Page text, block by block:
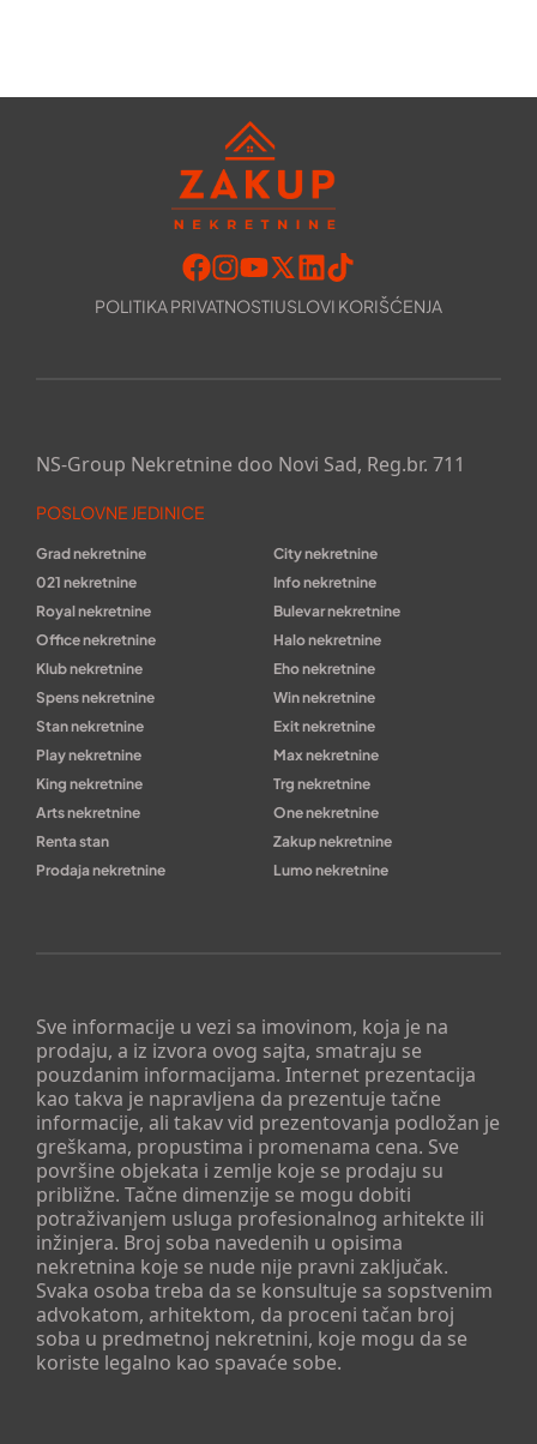
POLITIKA PRIVATNOSTIUSLOVI KORIŠĆENJA
Sve informacije u vezi sa imovinom, koja je na
prodaju, a iz izvora ovog sajta, smatraju se
pouzdanim informacijama. Internet prezentacija
kao takva je napravljena da prezentuje tačne
informacije, ali takav vid prezentovanja podložan je
greškama, propustima i promenama cena. Sve
površine objekata i zemlje koje se prodaju su
približne. Tačne dimenzije se mogu dobiti
potraživanjem usluga profesionalnog arhitekte ili
inžinjera. Broj soba navedenih u opisima
nekretnina koje se nude nije pravni zaključak.
Svaka osoba treba da se konsultuje sa sopstvenim
advokatom, arhitektom, da proceni tačan broj
soba u predmetnoj nekretnini, koje mogu da se
koriste legalno kao spavaće sobe.
NS-Group Nekretnine doo Novi Sad, Reg.br. 711
POSLOVNE JEDINICE
Grad nekretnine
City nekretnine
021 nekretnine
Info nekretnine
Royal nekretnine
Bulevar nekretnine
Office nekretnine
Halo nekretnine
Klub nekretnine
Eho nekretnine
Spens nekretnine
Win nekretnine
Stan nekretnine
Exit nekretnine
Play nekretnine
Max nekretnine
King nekretnine
Trg nekretnine
Arts nekretnine
One nekretnine
Renta stan
Zakup nekretnine
Prodaja nekretnine
Lumo nekretnine